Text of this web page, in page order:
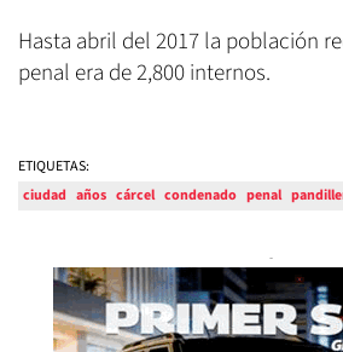
Hasta abril del 2017 la población
penal era de 2,800 internos.
ETIQUETAS:
ciudad años cárcel condenado penal